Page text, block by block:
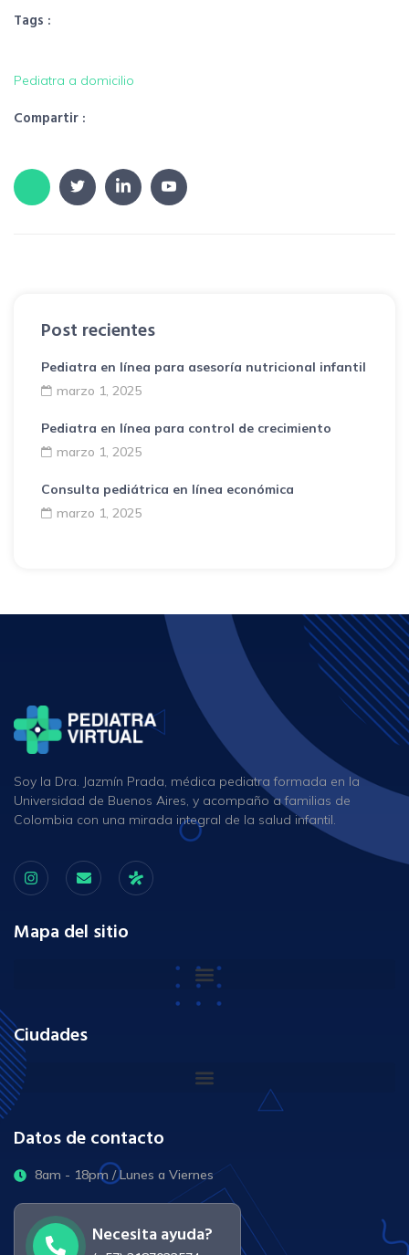
Post recientes
Pediatra en línea para asesoría nutricional infantil
marzo 1, 2025
Pediatra en línea para control de crecimiento
marzo 1, 2025
Consulta pediátrica en línea económica
marzo 1, 2025
Tags :
Pediatra a domicilio
Compartir :
Soy la Dra. Jazmín Prada, médica pediatra formada en la
Universidad de Buenos Aires, y acompaño a familias de
Colombia con una mirada integral de la salud infantil.
Mapa del sitio
Ciudades
Datos de contacto
8am - 18pm / Lunes a Viernes
Necesita ayuda?